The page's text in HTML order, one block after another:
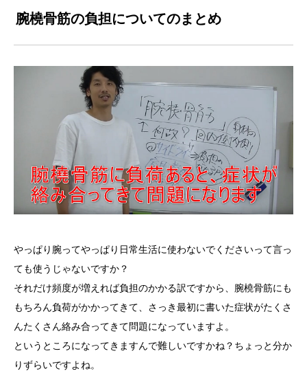
腕橈骨筋の負担についてのまとめ
やっぱり腕ってやっぱり日常生活に使わないでくださいって言っ
ても使うじゃないですか？
それだけ頻度が増えれば負担のかかる訳ですから、腕橈骨筋にも
もちろん負荷がかかってきて、さっき最初に書いた症状がたくさ
んたくさん絡み合ってきて問題になっていますよ。
というところになってきますんで難しいですかね？ちょっと分か
りずらいですよね。